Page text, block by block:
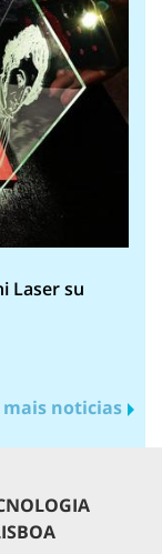
Laser su
mais noticias